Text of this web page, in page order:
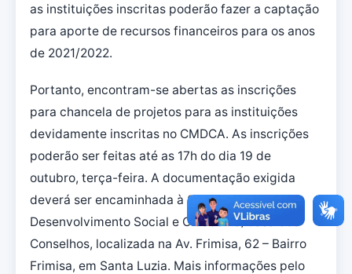
as instituições inscritas poderão fazer a captação
para aporte de recursos financeiros para os anos
de 2021/2022.
Portanto, encontram-se abertas as inscrições
para chancela de projetos para as instituições
devidamente inscritas no CMDCA. As inscrições
poderão ser feitas até as 17h do dia 19 de
outubro, terça-feira. A documentação exigida
deverá ser encaminhada à Secretaria de
Desenvolvimento Social e Cidadania/Casa dos
Conselhos, localizada na Av. Frimisa, 62 – Bairro
Frimisa, em Santa Luzia. Mais informações pelo